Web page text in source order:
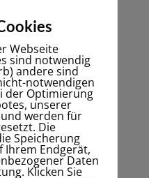
Name*
E-Mail-Adresse
Webseite
sind notwendig
andere sind
notwendigen
der Optimierung
unserer
werden für
Die
Speicherung
Endgerät,
Daten
Klicken Sie